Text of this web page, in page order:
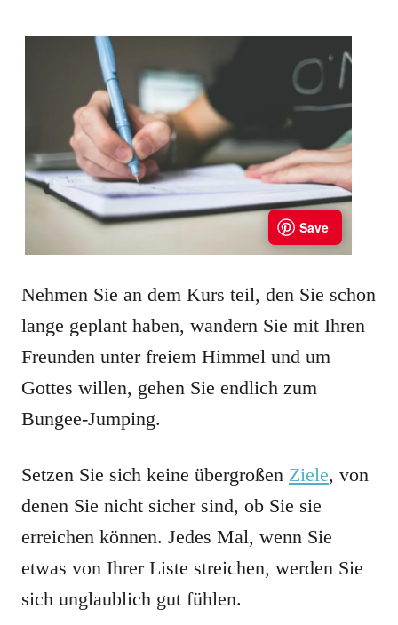
Nehmen Sie an dem Kurs teil, den Sie schon
lange geplant haben, wandern Sie mit Ihren
Freunden unter freiem Himmel und um
Gottes willen, gehen Sie endlich zum
Bungee-Jumping.
Setzen Sie sich keine übergroßen Ziele, von
denen Sie nicht sicher sind, ob Sie sie
erreichen können. Jedes Mal, wenn Sie
etwas von Ihrer Liste streichen, werden Sie
sich unglaublich gut fühlen.